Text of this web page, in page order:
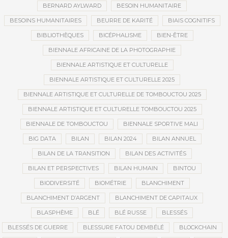
BERNARD AYLWARD BESOIN HUMANITAIRE
BESOINS HUMANITAIRES BEURRE DE KARITÉ BIAIS COGNITIFS
BIBLIOTHÈQUES BICÉPHALISME BIEN-ÊTRE
BIENNALE AFRICAINE DE LA PHOTOGRAPHIE
BIENNALE ARTISTIQUE ET CULTURELLE
BIENNALE ARTISTIQUE ET CULTURELLE 2025
BIENNALE ARTISTIQUE ET CULTURELLE DE TOMBOUCTOU 2025
BIENNALE ARTISTIQUE ET CULTURELLE TOMBOUCTOU 2025
BIENNALE DE TOMBOUCTOU BIENNALE SPORTIVE MALI
BIG DATA BILAN BILAN 2024 BILAN ANNUEL
BILAN DE LA TRANSITION BILAN DES ACTIVITÉS
BILAN ET PERSPECTIVES BILAN HUMAIN BINTOU
BIODIVERSITÉ BIOMÉTRIE BLANCHIMENT
BLANCHIMENT D’ARGENT BLANCHIMENT DE CAPITAUX
BLASPHÈME BLÉ BLÉ RUSSE BLESSÉS
BLESSÉS DE GUERRE BLESSURE FATOU DEMBÉLÉ BLOCKCHAIN